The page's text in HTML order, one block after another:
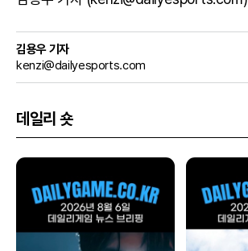
김용우 기자
kenzi@dailyesports.com
데일리 숏